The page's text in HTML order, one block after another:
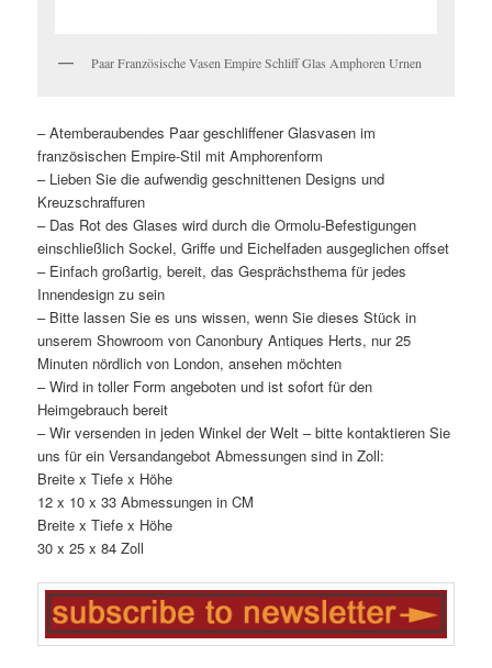
Paar Französische Vasen Empire Schliff Glas Amphoren Urnen
– Atemberaubendes Paar geschliffener Glasvasen im
französischen Empire-Stil mit Amphorenform
– Lieben Sie die aufwendig geschnittenen Designs und
Kreuzschraffuren
– Das Rot des Glases wird durch die Ormolu-Befestigungen
einschließlich Sockel, Griffe und Eichelfaden ausgeglichen offset
– Einfach großartig, bereit, das Gesprächsthema für jedes
Innendesign zu sein
– Bitte lassen Sie es uns wissen, wenn Sie dieses Stück in
unserem Showroom von Canonbury Antiques Herts, nur 25
Minuten nördlich von London, ansehen möchten
– Wird in toller Form angeboten und ist sofort für den
Heimgebrauch bereit
– Wir versenden in jeden Winkel der Welt – bitte kontaktieren Sie
uns für ein Versandangebot Abmessungen sind in Zoll:
Breite x Tiefe x Höhe
12 x 10 x 33 Abmessungen in CM
Breite x Tiefe x Höhe
30 x 25 x 84 Zoll